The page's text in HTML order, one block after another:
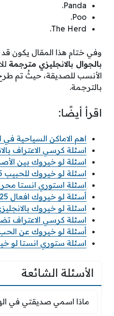
Panda.
Poo.
The Herd.
وفي ختام هذا المقال يكون
بالجوال بالانجليزي مترجمة
الأنسب للصديقة، حيثُ تم
بالترجمة.
اقرأ أيضًا:
اهم الاماكن السياحية
اسئلة كرسي الاعتراف
اسئلة لو خيروك بين الأصدقاء
اسئلة لو خيروك للحبيب 2025
اسئلة استوري انستا محرجة
أسئلة لو خيروك افعال 2025
اسئلة لو خيروك بالانجليزي
اسئلة كرسي الاعتراف تضحك
أسئلة لو خيروك عن الحب
اسئلة ستوري انستا لو
الأسئلة الشائعة
ماذا اسمي صديقتي في
ماذا اسمي صديقتي في